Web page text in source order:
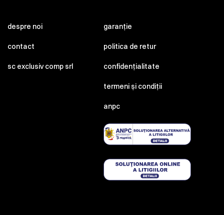
despre noi
contact
sc exclusiv comp srl
garanție
politica de retur
confidențialitate
termeni și condiții
anpc